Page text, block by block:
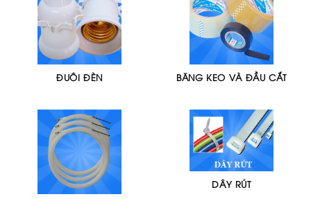
ĐUÔI ĐÈN BĂNG KEO VÀ ĐẦU CẮT
DÂY RÚT